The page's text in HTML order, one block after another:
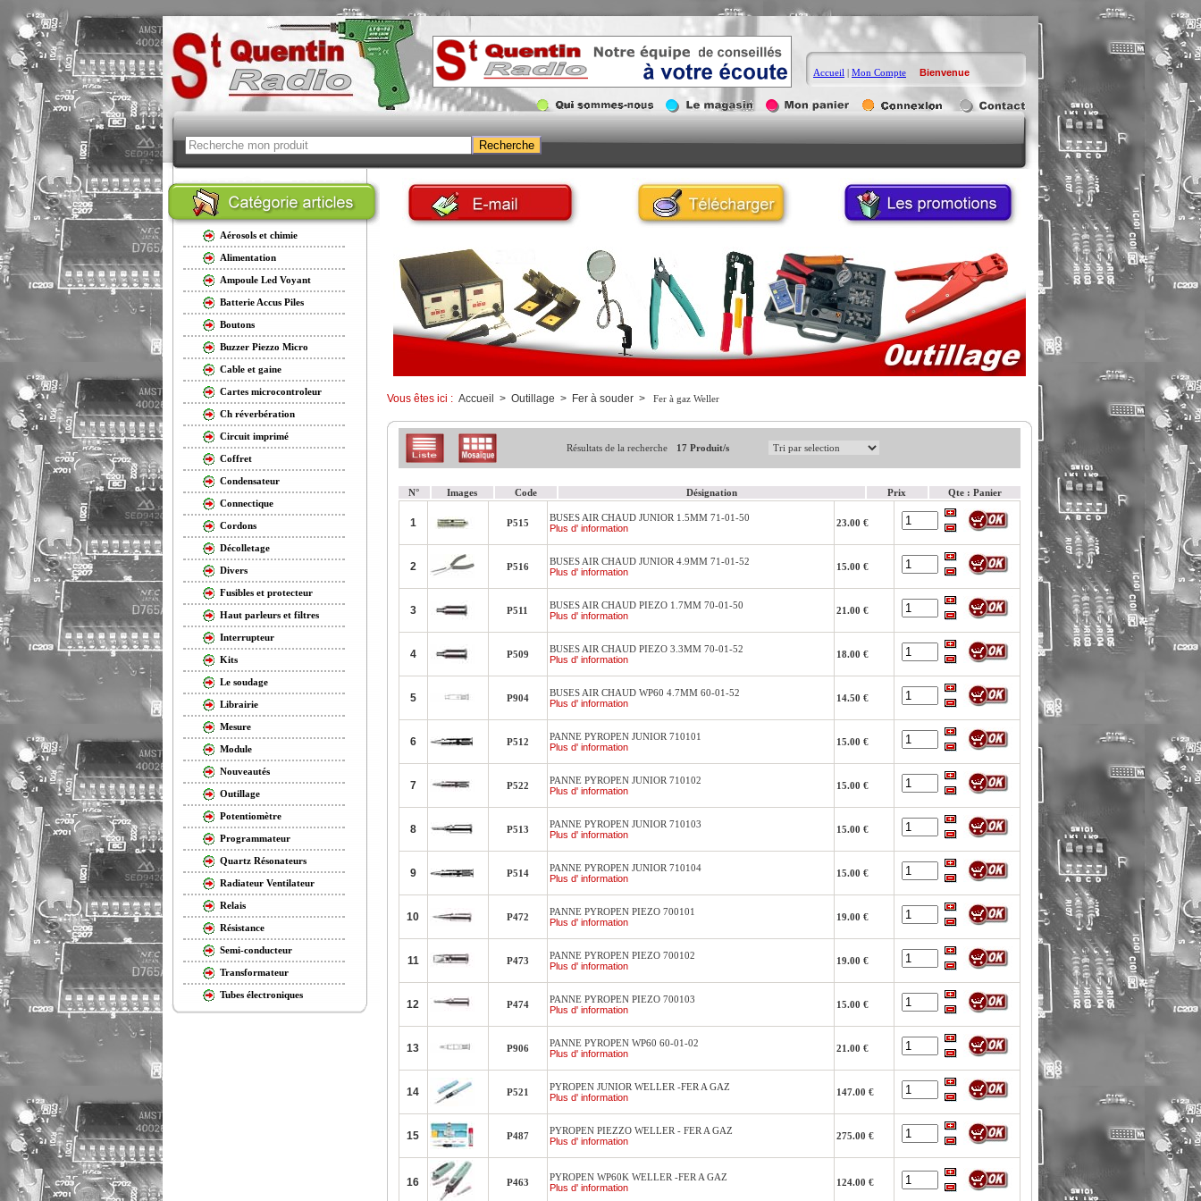
Accueil | Mon Compte Bienvenue
Aérosols et chimie
Alimentation
Ampoule Led Voyant
Batterie Accus Piles
Boutons
Buzzer Piezzo Micro
Cable et gaine
Cartes microcontroleur
Ch réverbération
Circuit imprimé
Coffret
Condensateur
Connectique
Cordons
Décolletage
Divers
Fusibles et protecteur
Haut parleurs et filtres
Interrupteur
Kits
Le soudage
Librairie
Mesure
Module
Nouveautés
Outillage
Potentiomètre
Programmateur
Quartz Résonateurs
Radiateur Ventilateur
Relais
Résistance
Semi-conducteur
Transformateur
Tubes électroniques
Vous êtes ici : Accueil > Outillage > Fer à souder> Fer à gaz Weller
Résultats de la recherche 17 Produit/s
N° Images Code Désignation Prix Qte : Panier
1 P515
BUSES AIR CHAUD JUNIOR 1.5MM 71-01-50
Plus d' information
23.00 €
2 P516
BUSES AIR CHAUD JUNIOR 4.9MM 71-01-52
Plus d' information
15.00 €
3 P511
BUSES AIR CHAUD PIEZO 1.7MM 70-01-50
Plus d' information
21.00 €
4 P509
BUSES AIR CHAUD PIEZO 3.3MM 70-01-52
Plus d' information
18.00 €
5 P904
BUSES AIR CHAUD WP60 4.7MM 60-01-52
Plus d' information
14.50 €
6 P512
PANNE PYROPEN JUNIOR 710101
Plus d' information
15.00 €
7 P522
PANNE PYROPEN JUNIOR 710102
Plus d' information
15.00 €
8 P513
PANNE PYROPEN JUNIOR 710103
Plus d' information
15.00 €
9 P514
PANNE PYROPEN JUNIOR 710104
Plus d' information
15.00 €
10 P472
PANNE PYROPEN PIEZO 700101
Plus d' information
19.00 €
11 P473
PANNE PYROPEN PIEZO 700102
Plus d' information
19.00 €
12 P474
PANNE PYROPEN PIEZO 700103
Plus d' information
15.00 €
13 P906
PANNE PYROPEN WP60 60-01-02
Plus d' information
21.00 €
14 P521
PYROPEN JUNIOR WELLER -FER A GAZ
Plus d' information
147.00 €
15 P487
PYROPEN PIEZZO WELLER - FER A GAZ
Plus d' information
275.00 €
16 P463
PYROPEN WP60K WELLER -FER A GAZ
Plus d' information
124.00 €